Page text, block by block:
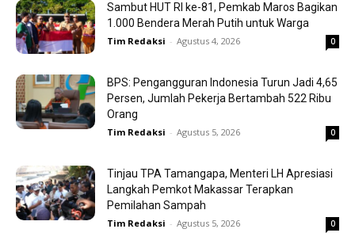
Sambut HUT RI ke-81, Pemkab Maros Bagikan
1.000 Bendera Merah Putih untuk Warga
Tim Redaksi - Agustus 4, 2026 0
BPS: Pengangguran Indonesia Turun Jadi 4,65
Persen, Jumlah Pekerja Bertambah 522 Ribu
Orang
Tim Redaksi - Agustus 5, 2026 0
Tinjau TPA Tamangapa, Menteri LH Apresiasi
Langkah Pemkot Makassar Terapkan
Pemilahan Sampah
Tim Redaksi - Agustus 5, 2026 0